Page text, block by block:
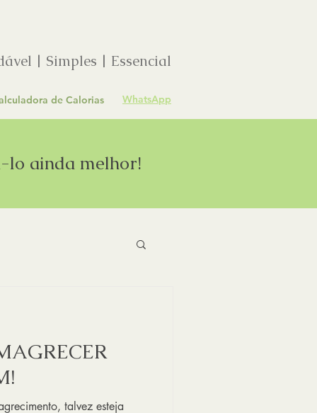
| Simples | Essencial
de Calorias WhatsApp
lo ainda melhor!
talvez esteja